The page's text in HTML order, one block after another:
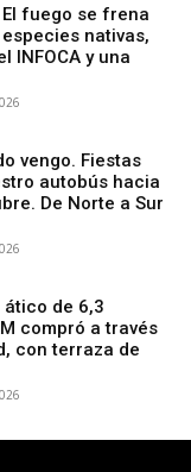
fuego se frena
nativas,
INFOCA y una
vengo. Fiestas
autobús hacia
De Norte a Sur
de 6,3
compró a través
con terraza de